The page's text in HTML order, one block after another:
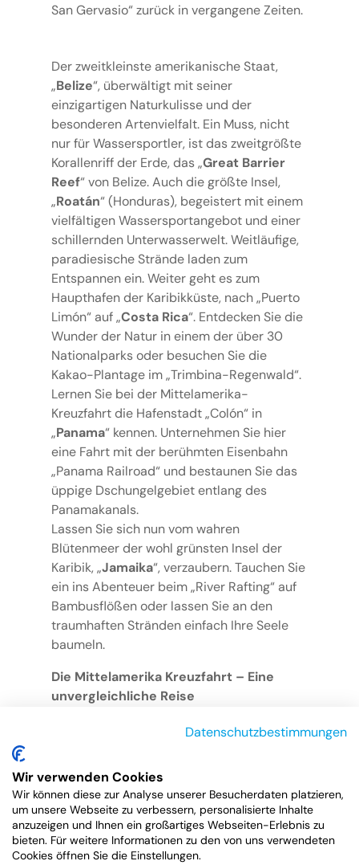
San Gervasio“ zurück in vergangene Zeiten.
Der zweitkleinste amerikanische Staat,
„Belize“, überwältigt mit seiner
einzigartigen Naturkulisse und der
besonderen Artenvielfalt. Ein Muss, nicht
nur für Wassersportler, ist das zweitgrößte
Korallenriff der Erde, das „Great Barrier
Reef“ von Belize. Auch die größte Insel,
„Roatán“ (Honduras), begeistert mit einem
vielfältigen Wassersportangebot und einer
schillernden Unterwasserwelt. Weitläufige,
paradiesische Strände laden zum
Entspannen ein. Weiter geht es zum
Haupthafen der Karibikküste, nach „Puerto
Limón“ auf „Costa Rica“. Entdecken Sie die
Wunder der Natur in einem der über 30
Nationalparks oder besuchen Sie die
Kakao-Plantage im „Trimbina-Regenwald“.
Lernen Sie bei der Mittelamerika-
Kreuzfahrt die Hafenstadt „Colón“ in
„Panama“ kennen. Unternehmen Sie hier
eine Fahrt mit der berühmten Eisenbahn
„Panama Railroad“ und bestaunen Sie das
üppige Dschungelgebiet entlang des
Panamakanals.
Lassen Sie sich nun vom wahren
Blütenmeer der wohl grünsten Insel der
Karibik, „Jamaika“, verzaubern. Tauchen Sie
ein ins Abenteuer beim „River Rafting“ auf
Bambusflößen oder lassen Sie an den
traumhaften Stränden einfach Ihre Seele
baumeln.
Die Mittelamerika Kreuzfahrt – Eine
unvergleichliche Reise
Die Mittelamerika-Kreuzfahrt – Eine Reise
überwiegend amerikanischen Reedereien
macht es leicht, die passende Reise zu
finden. Entdecken auch Sie die Wunder
Mittelamerikas…
Datenschutzbestimmungen
Wir verwenden Cookies
Wir können diese zur Analyse unserer Besucherdaten platzieren,
um unsere Webseite zu verbessern, personalisierte Inhalte
anzuzeigen und Ihnen ein großartiges Webseiten-Erlebnis zu
bieten. Für weitere Informationen zu den von uns verwendeten
Cookies öffnen Sie die Einstellungen.